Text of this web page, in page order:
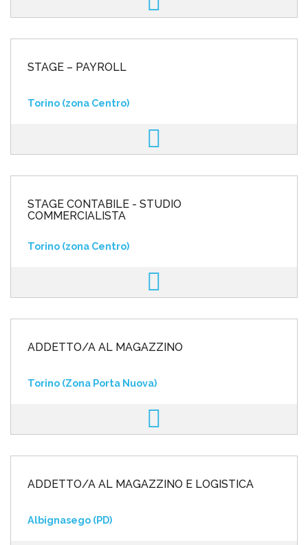
STAGE – PAYROLL
Torino (zona Centro)
STAGE CONTABILE - STUDIO
COMMERCIALISTA
Torino (zona Centro)
ADDETTO/A AL MAGAZZINO
Torino (Zona Porta Nuova)
ADDETTO/A AL MAGAZZINO E LOGISTICA
Albignasego (PD)